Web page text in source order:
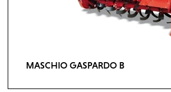
MASCHIO GASPARDO B